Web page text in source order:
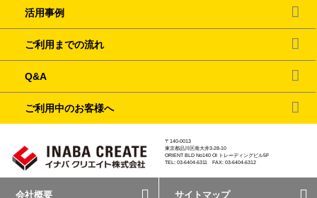
活用事例
ご利用までの流れ
Q&A
ご利用中のお客様へ
〒140-0013
東京都品川区南大井3-28-10
ORIENT BLD No140 OI トレーディングビル5F
TEL: 03-6404-6311 FAX: 03-6404-6312
会社概要 サイトマップ